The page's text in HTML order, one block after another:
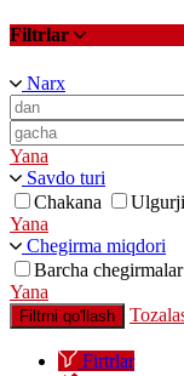
Filtrlar
Narx
Yana
Savdo turi
Chakana
Ulgurji
Yana
Chegirma miqdori
Barcha chegirmalar
Yana
Filtrni qo'llash
Firtrlar